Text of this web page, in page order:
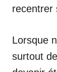
recentrer
Lorsque
surtout